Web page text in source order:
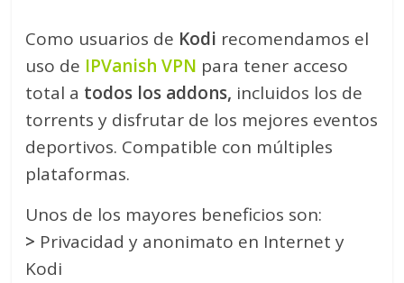
Como usuarios de Kodi recomendamos el
uso de IPVanish VPN para tener acceso
total a todos los addons, incluidos los de
torrents y disfrutar de los mejores eventos
deportivos. Compatible con múltiples
plataformas.
Unos de los mayores beneficios son:
> Privacidad y anonimato en Internet y
Kodi